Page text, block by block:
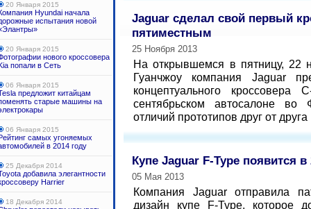
20 Января 2015
Hyundai начала
испытания новой
20 Января 2015
нового кроссовера
попали в Сеть
06 Января 2015
предложит китайцам
старые машины на
06 Января 2015
самых угоняемых
в 2014 году
25 Декабря 2014
добавила элегантности
Harrier
18 Декабря 2014
Jaguar сделал свой первый
пятиместным
25 Ноября 2013
На открывшемся в пятницу, 22
Гуанчжоу компания Jaguar
концептуального
сентябрьском автосалоне
отличий прототипов друг от друга
Купе Jaguar F-Type появится
05 Мая 2013
Компания Jaguar отправила
дизайн купе F-Type, которое